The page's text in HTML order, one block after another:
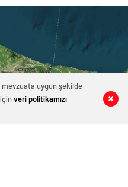
mevzuata uygun şekilde
veri politikamızı